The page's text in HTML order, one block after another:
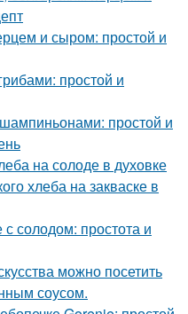
и сыром: простой и
простой и
простой и
на солоде в духовке
хлеба на закваске в
солодом: простота и
можно посетить
соусом.